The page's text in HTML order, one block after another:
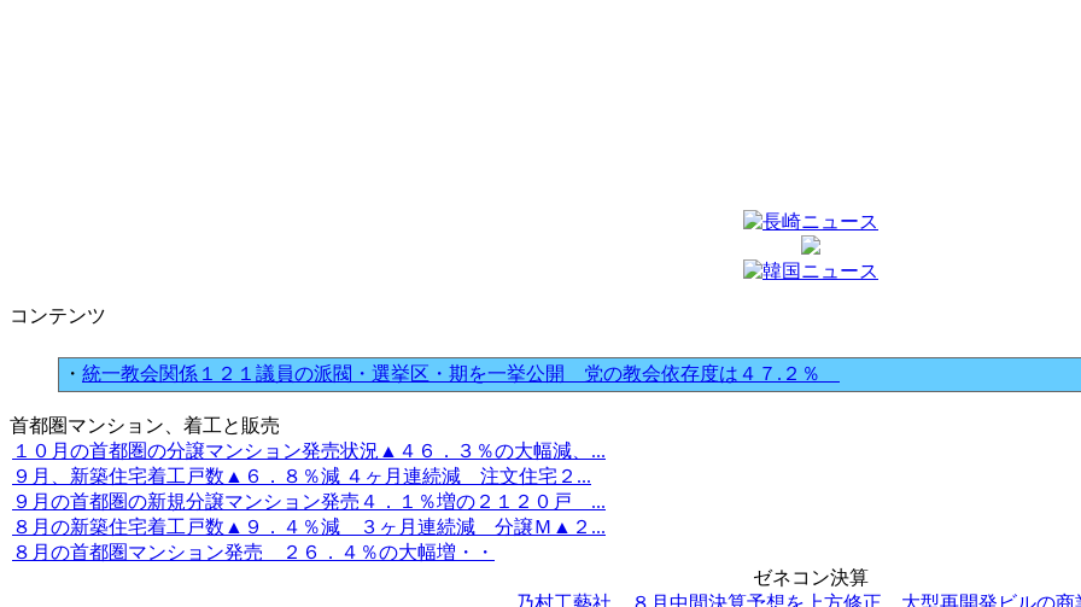
コンテンツ
・ 統一教会関係１２１議員の派閥・選挙区・期を一挙公開 党の教会依存度は４７.２％
首都圏マンション、着工と販売
１０月の首都圏の分譲マンション発売状況▲４６．３％の大幅減、...
９月、新築住宅着工戸数▲６．８％減 ４ヶ月連続減 注文住宅２...
９月の首都圏の新規分譲マンション発売４．１％増の２１２０戸 ...
８月の新築住宅着工戸数▲９．４％減 ３ヶ月連続減 分譲Ｍ▲２...
８月の首都圏マンション発売 ２６．４％の大幅増・・
ゼネコン決算
乃村工藝社 ８月中間決算予想を上方修正 大型再開発ビルの商